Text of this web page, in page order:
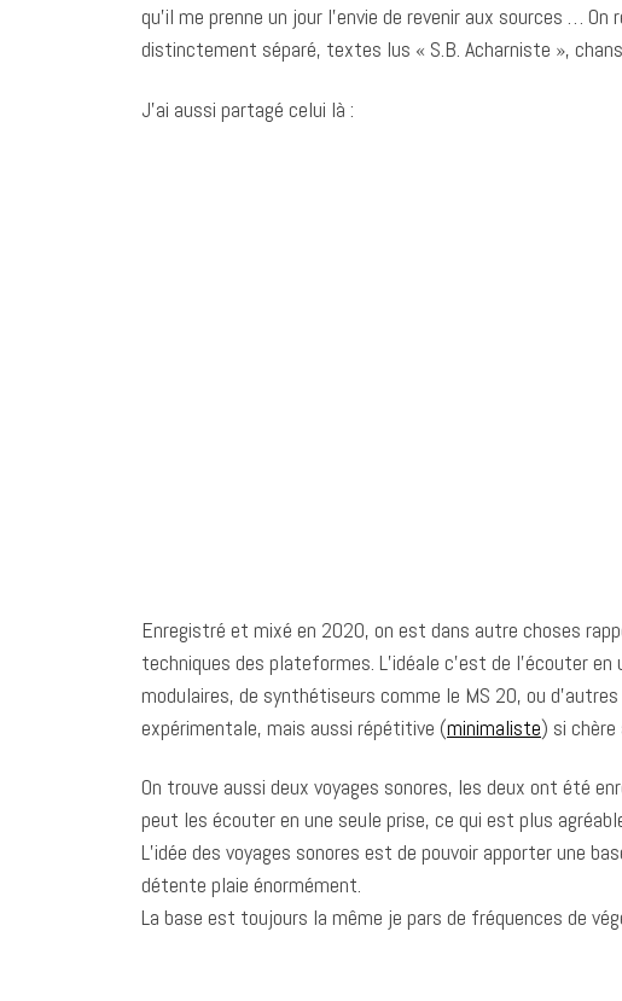
qu’il me prenne un jour l’envie de revenir aux sources …
distinctement séparé, textes lus « S.B. Acharniste »,
J’ai aussi partagé celui là :
Enregistré et mixé en 2020, on est dans autre choses
techniques des plateformes. L’idéale c’est de l’écouter
modulaires, de synthétiseurs comme le MS 20, ou
expérimentale, mais aussi répétitive (minimaliste) si chère
On trouve aussi deux voyages sonores, les deux ont été
peut les écouter en une seule prise, ce qui est plus
L’idée des voyages sonores est de pouvoir apporter une
détente plaie énormément.
La base est toujours la même je pars de fréquences de